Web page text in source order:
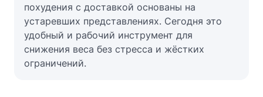
похудения с доставкой основаны на
устаревших представлениях. Сегодня это
удобный и рабочий инструмент для
снижения веса без стресса и жёстких
ограничений.